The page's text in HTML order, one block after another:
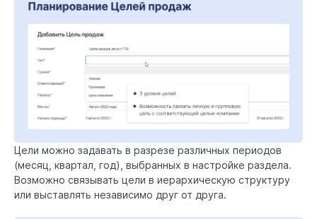
Цели можно задавать в разрезе различных периодов
(месяц, квартал, год), выбранных в настройке раздела.
Возможно связывать цели в иерархическую структуру
или выставлять независимо друг от друга.